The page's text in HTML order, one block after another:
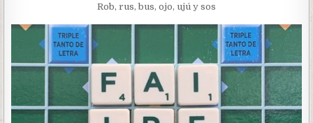
Rob, rus, bus, ojo, ujú y sos